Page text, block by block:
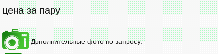
цена за пару
Дополнительные фото по запросу.